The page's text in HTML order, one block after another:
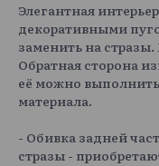
Элегантная
декоративными
заменить на
Обратная сторона
её можно
материала.
- Обивка задней
стразы -